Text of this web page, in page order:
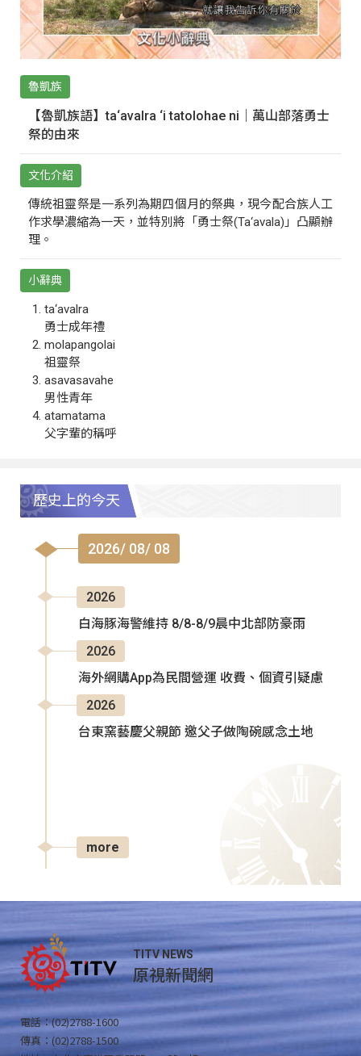
魯凱族
【魯凱族語】ta‘avalra ‘i tatolohae ni｜萬山部落勇士
祭的由來
文化介紹
傳統祖靈祭是一系列為期四個月的祭典，現今配合族人工
作求學濃縮為一天，並特別將「勇士祭(Ta‘avala)」凸顯辦
理。
小辭典
ta‘avalra
勇士成年禮
molapangolai
祖靈祭
asavasavahe
男性青年
atamatama
父字輩的稱呼
歷史上的今天
2026/ 08/ 08
2026
白海豚海警維持 8/8-8/9晨中北部防豪雨
2026
海外網購App為民間營運 收費、個資引疑慮
2026
台東窯藝慶父親節 邀父子做陶碗感念土地
more
TITV NEWS
原視新聞網
電話：(02)2788-1600
傳真：(02)2788-1500